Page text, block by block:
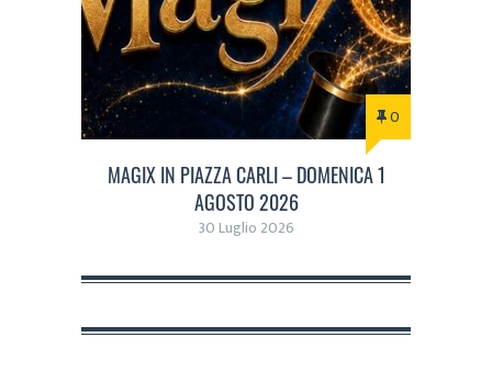
0
MAGIX IN PIAZZA CARLI – DOMENICA 1
AGOSTO 2026
30 Luglio 2026